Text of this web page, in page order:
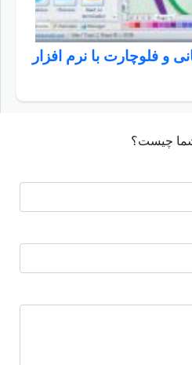
و فلوچارت با نرم افزار
چیست؟